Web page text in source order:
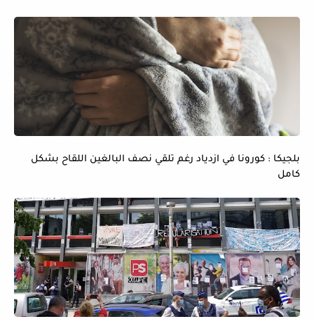
بلجيكا : كورونا في ازدياد رغم تلقي نصف البالغين اللقاح بشكل
كامل